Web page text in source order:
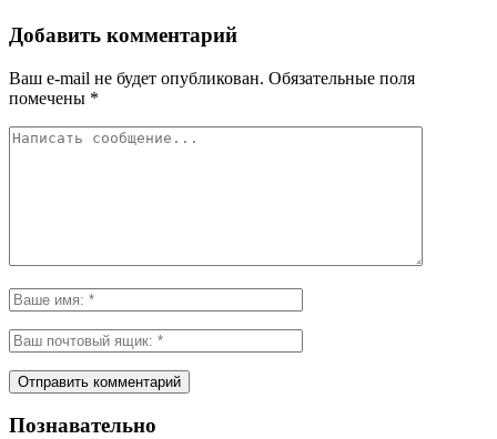
Добавить комментарий
Ваш e-mail не будет опубликован. Обязательные поля
помечены *
Познавательно